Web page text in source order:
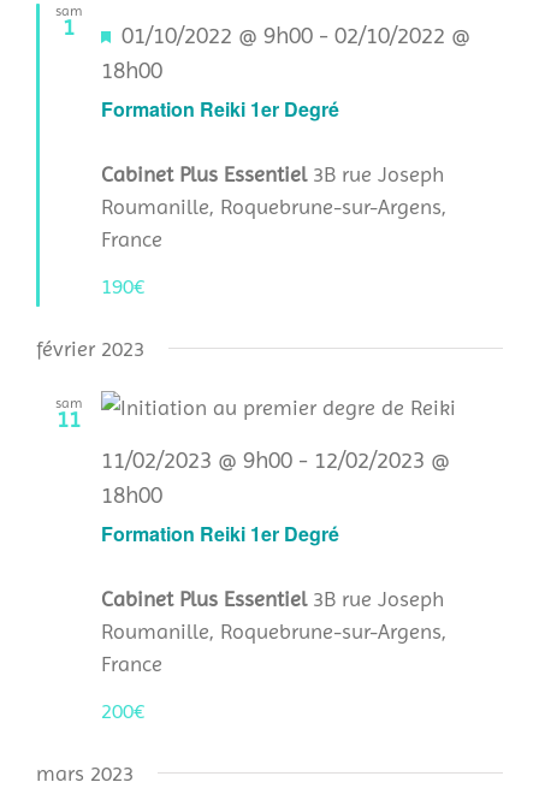
sam
1
Formation Reiki 1er Degré
Mis
en
avant
01/10/2022 @ 9h00 - 02/10/2022 @
18h00
Cabinet Plus Essentiel 3B rue Joseph
Roumanille, Roquebrune-sur-Argens,
France
190€
février 2023
sam
11
Formation Reiki 1er Degré
11/02/2023 @ 9h00 - 12/02/2023 @
18h00
Cabinet Plus Essentiel 3B rue Joseph
Roumanille, Roquebrune-sur-Argens,
France
200€
mars 2023